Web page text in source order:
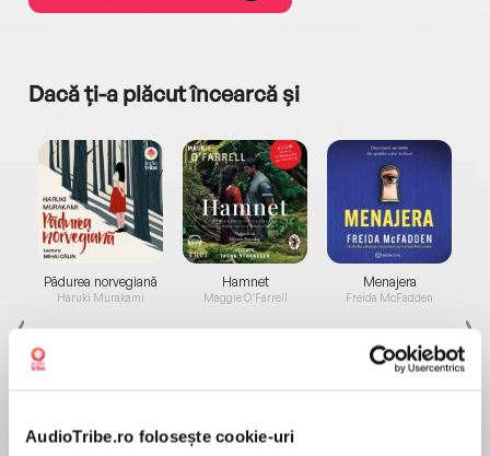
AudioTribe.ro folosește cookie-uri
Dacă ți-a plăcut încearcă și
Pădurea norvegiană
Haruki Murakami
Hamnet
Maggie O'Farrell
Menajera
Freida McFadden